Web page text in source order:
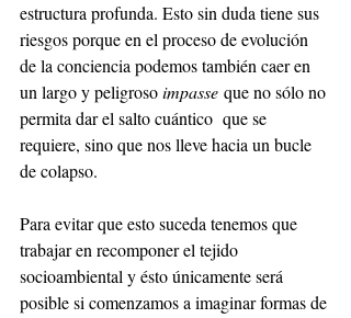
estructura profunda. Esto sin duda tiene sus
riesgos porque en el proceso de evolución
de la conciencia podemos también caer en
un largo y peligroso impasse que no sólo no
permita dar el salto cuántico  que se
requiere, sino que nos lleve hacia un bucle
de colapso.
Para evitar que esto suceda tenemos que
trabajar en recomponer el tejido
socioambiental y ésto únicamente será
posible si comenzamos a imaginar formas de